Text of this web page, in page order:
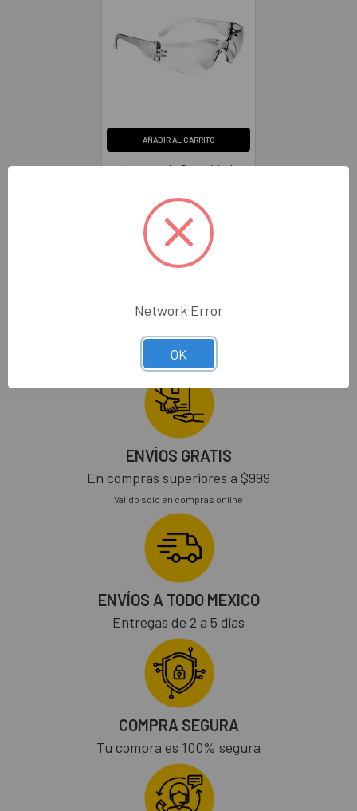
AÑADIR AL CARRITO
Lentes de Seguridad
Polibicarbonato
Transparentes RADIANS
MR0110ID
RADIANS
ENVÍOS GRATIS
En compras superiores a $999
Valido solo en compras online
ENVÍOS A TODO MEXICO
Entregas de 2 a 5 días
COMPRA SEGURA
Tu compra es 100% segura
Network Error
OK